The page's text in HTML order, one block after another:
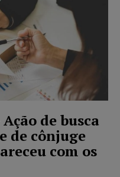
de busca
de cônjuge
com os